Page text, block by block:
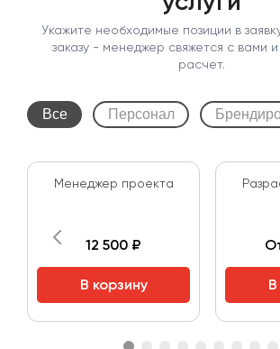
Укажите необходимые позиции в
заказу - менеджер свяжется с вами
расчет.
Все Персонал
Менеджер проекта
12 500 ₽
В корзину В